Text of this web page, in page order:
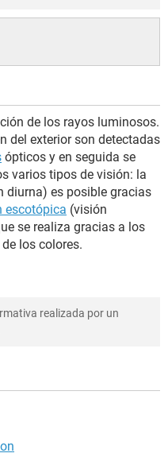
de los rayos luminosos.
del exterior son detectadas
ópticos y en seguida se
varios tipos de visión: la
diurna) es posible gracias
escotópica (visión
se realiza gracias a los
los colores.
realizada por un